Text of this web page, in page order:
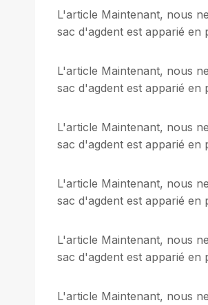
L'article Maintenant, nous
sac d'agdent est apparié en
L'article Maintenant, nous
sac d'agdent est apparié en
L'article Maintenant, nous
sac d'agdent est apparié en
L'article Maintenant, nous
sac d'agdent est apparié en
L'article Maintenant, nous
sac d'agdent est apparié en
L'article Maintenant, nous